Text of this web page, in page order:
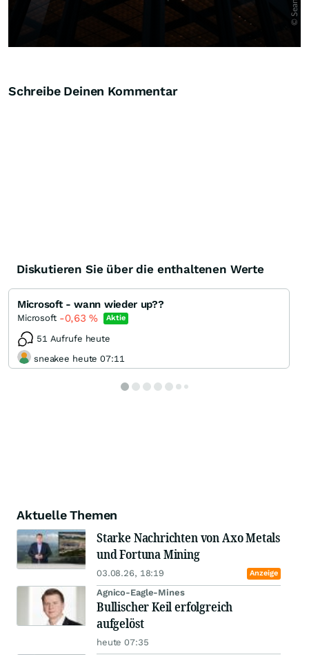
Schreibe Deinen Kommentar
Diskutieren Sie über die enthaltenen Werte
Microsoft - wann wieder up??
Microsoft -0,63% Aktie
51 Aufrufe heute
sneakee heute 07:11
Aktuelle Themen
Starke Nachrichten von Axo Metals
und Fortuna Mining
03.08.26, 18:19 Anzeige
Agnico-Eagle-Mines
Bullischer Keil erfolgreich
aufgelöst
heute 07:35